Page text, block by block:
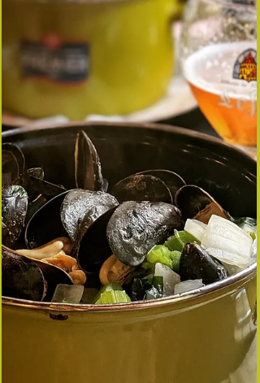
qui porte bien son nom, vit enfoui dans le sable et
surgit à marée basse dès qu’une pincée de sel
l’intrigue. Un geste simple, un souvenir de
vacances… et un produit délicieux lorsqu’il est
bien préparé. Aujourd’hui, je vous propose une
version parfumée et ensoleillée : couteaux
snackés en persillade de basilic. 🌊 1 — Le
couteau, un coquillage étonnant et savoureux Le
couteau e